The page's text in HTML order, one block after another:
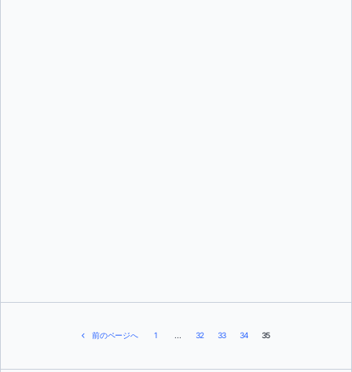
前のページへ 1 ... 32 33 34 35